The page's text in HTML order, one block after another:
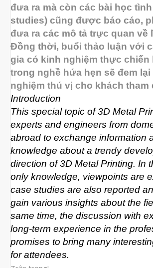
Tháng
Tháng
Tháng Chín
Tháng Tám
Tháng Bảy
Tháng Sáu
Tháng
Tháng Tư
Tháng Ba
Tháng Hai
Tháng Một
Tháng
Tháng
Tháng
Tháng Chín
đưa ra mà còn các bài học
studies) cũng được báo cáo,
đưa ra các mô tả trực quan về
Đồng thời, buổi thảo luận với
gia có kinh nghiệm thực chiến
trong nghề hứa hẹn sẽ đem lại
nghiệm thú vị cho khách tham
Introduction
This special topic of 3D Metal
experts and engineers from
abroad to exchange information
knowledge about a trendy
direction of 3D Metal Printing. In
only knowledge, viewpoints are
case studies are also reported
gain various insights about the
same time, the discussion with
long-term experience in the
promises to bring many
for attendees.